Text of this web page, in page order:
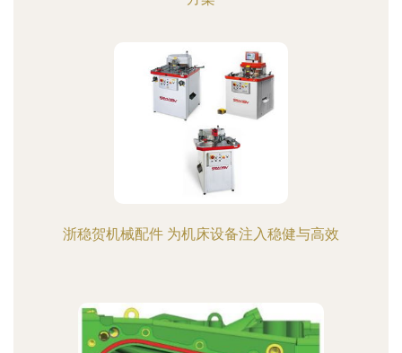
浙稳贺机械配件 为机床设备注入稳健与高效